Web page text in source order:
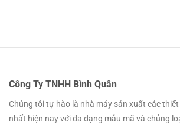
Công Ty TNHH Bình Quân
Chúng tôi tự hào là nhà máy sản xuất các
nhất hiện nay với đa dạng mẫu mã và chủng